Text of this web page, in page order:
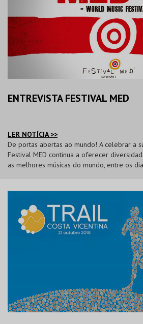
ENTREVISTA FESTIVAL MED
LER NOTÍCIA >>
De portas abertas ao mundo! A celebrar a
Festival MED continua a oferecer
as melhores músicas do mundo, entre os